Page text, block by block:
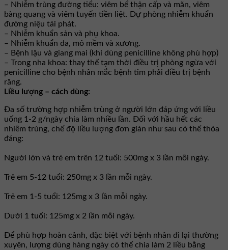
– Nhiễm trùng đường tiểu: viêm bể thận cấp và mãn, viêm
bàng quang và viêm tuyến tiền liệt. Dự phòng nhiễm khuẩn
đường niệu tái phát.
– Nhiễm khuẩn sản và phụ khoa.
– Nhiễm khuẩn da, mô mềm và xương.
– Bệnh lậu và giang mai (khi dùng penicilline không phù hợp)
– Trong nha khoa: thay thế tạm thời điều trị phòng ngừa với
penicilline cho bệnh nhân mắc bệnh tim phải điều trị bệnh
răng.
Liều lượng – cách dùng:
Ða số trường hợp nhiễm trùng ở người lớn đáp ứng với liều
uống 1-2 g/ngày chia làm nhiều lần. Ðối với hầu hết các
nhiễm trùng, chế độ liều lượng đơn giản như sau có thể thỏa
đáng:
Người lớn và trẻ em trên 12 tuổi: 500mg x 3 lần mỗi ngày.
Trẻ em 5-12 tuổi: 250mg x 3 lần mỗi ngày.
Trẻ em 1-5 tuổi: 125mg x 3 lần mỗi ngày.
Dưới 1 tuổi: 125mg x 2 lần mỗi ngày.
Ðể phù hợp hoàn cảnh, đặc biệt với bệnh nhân đi lại thường
xuyên, lượng dùng hàng ngày có thể chia làm 2 liều bằng